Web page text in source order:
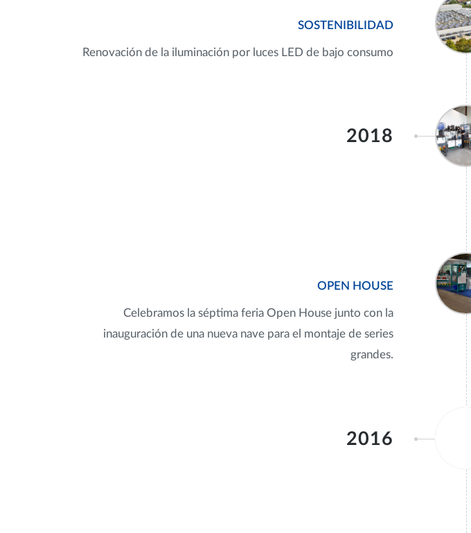
SOSTENIBILIDAD
Renovación de la iluminación por luces LED de bajo consumo
2018
OPEN HOUSE
Celebramos la séptima feria Open House junto con la
inauguración de una nueva nave para el montaje de series
grandes.
2016